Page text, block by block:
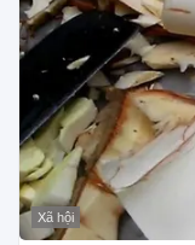
Xã hội